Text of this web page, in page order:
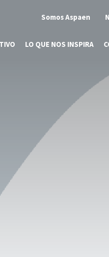
Somos Aspaen
LO QUE NOS INSPIRA